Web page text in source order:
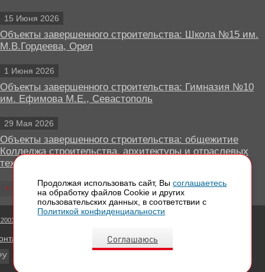
15 Июня 2026
Объекты завершенного строительства: Школа №15 им.
М.В.Гордеева, Орел
1 Июня 2026
Объекты завершенного строительства: Гимназия №10
им. Ефимова М.Е., Севастополь
29 Мая 2026
Объекты завершенного строительства: общежитие
Колледжа строительства, архитектуры и отраслевых
технологий, Липецк
Все новости
- 2026 Вентилируемые фасады КРАСПАН
информация
Продолжая использовать сайт, Высоглашаетесь
на обработку файлов Сookie и других
пользовательских данных, в соответствии с
Политикой конфиденциальности
Соглашаюсь